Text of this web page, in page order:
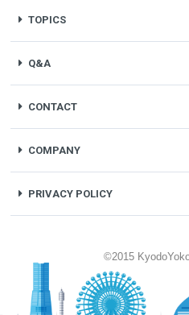
TOPICS
Q&A
CONTACT
COMPANY
PRIVACY POLICY
©2015